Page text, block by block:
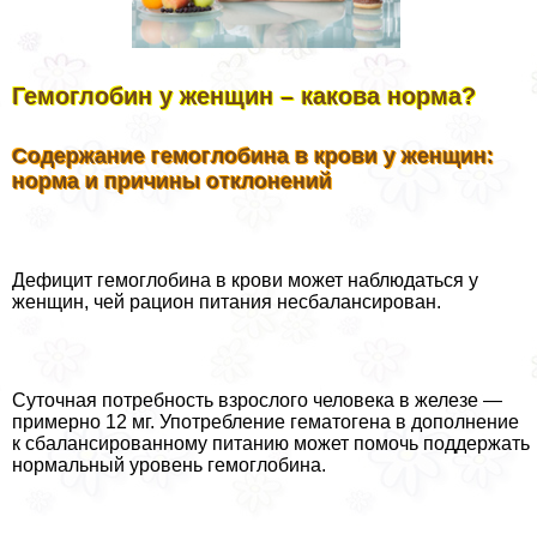
Гемоглобин у женщин – какова норма?
Содержание гемоглобина в крови у женщин:
норма и причины отклонений
Дефицит гемоглобина в крови может наблюдаться у
женщин, чей рацион питания несбалансирован.
Суточная потребность взрослого человека в железе —
примерно 12 мг. Употрeбление гематогена в дополнение
к сбалансированному питанию может помочь поддержать
нормальный уровень гемоглобина.